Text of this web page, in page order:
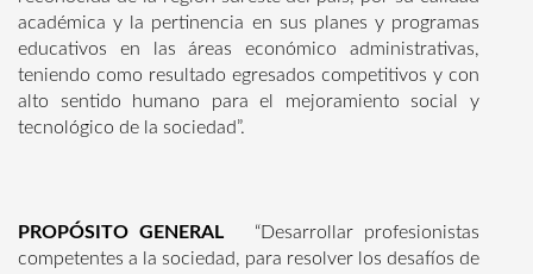
académica y la pertinencia en sus planes y programas
educativos en las áreas económico administrativas,
teniendo como resultado egresados competitivos y con
alto sentido humano para el mejoramiento social y
tecnológico de la sociedad”.
PROPÓSITO GENERAL“Desarrollar profesionistas
competentes a la sociedad, para resolver los desafíos de